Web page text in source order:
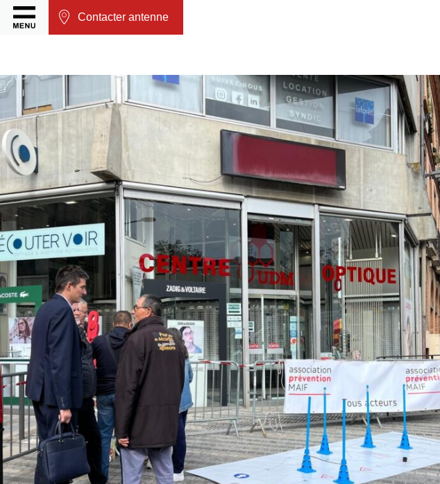
Contacter antenne